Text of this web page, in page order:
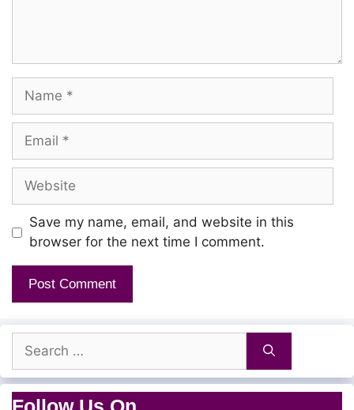
Name
Email
Website
Save my name, email, and website in this
browser for the next time I comment.
Search
for: